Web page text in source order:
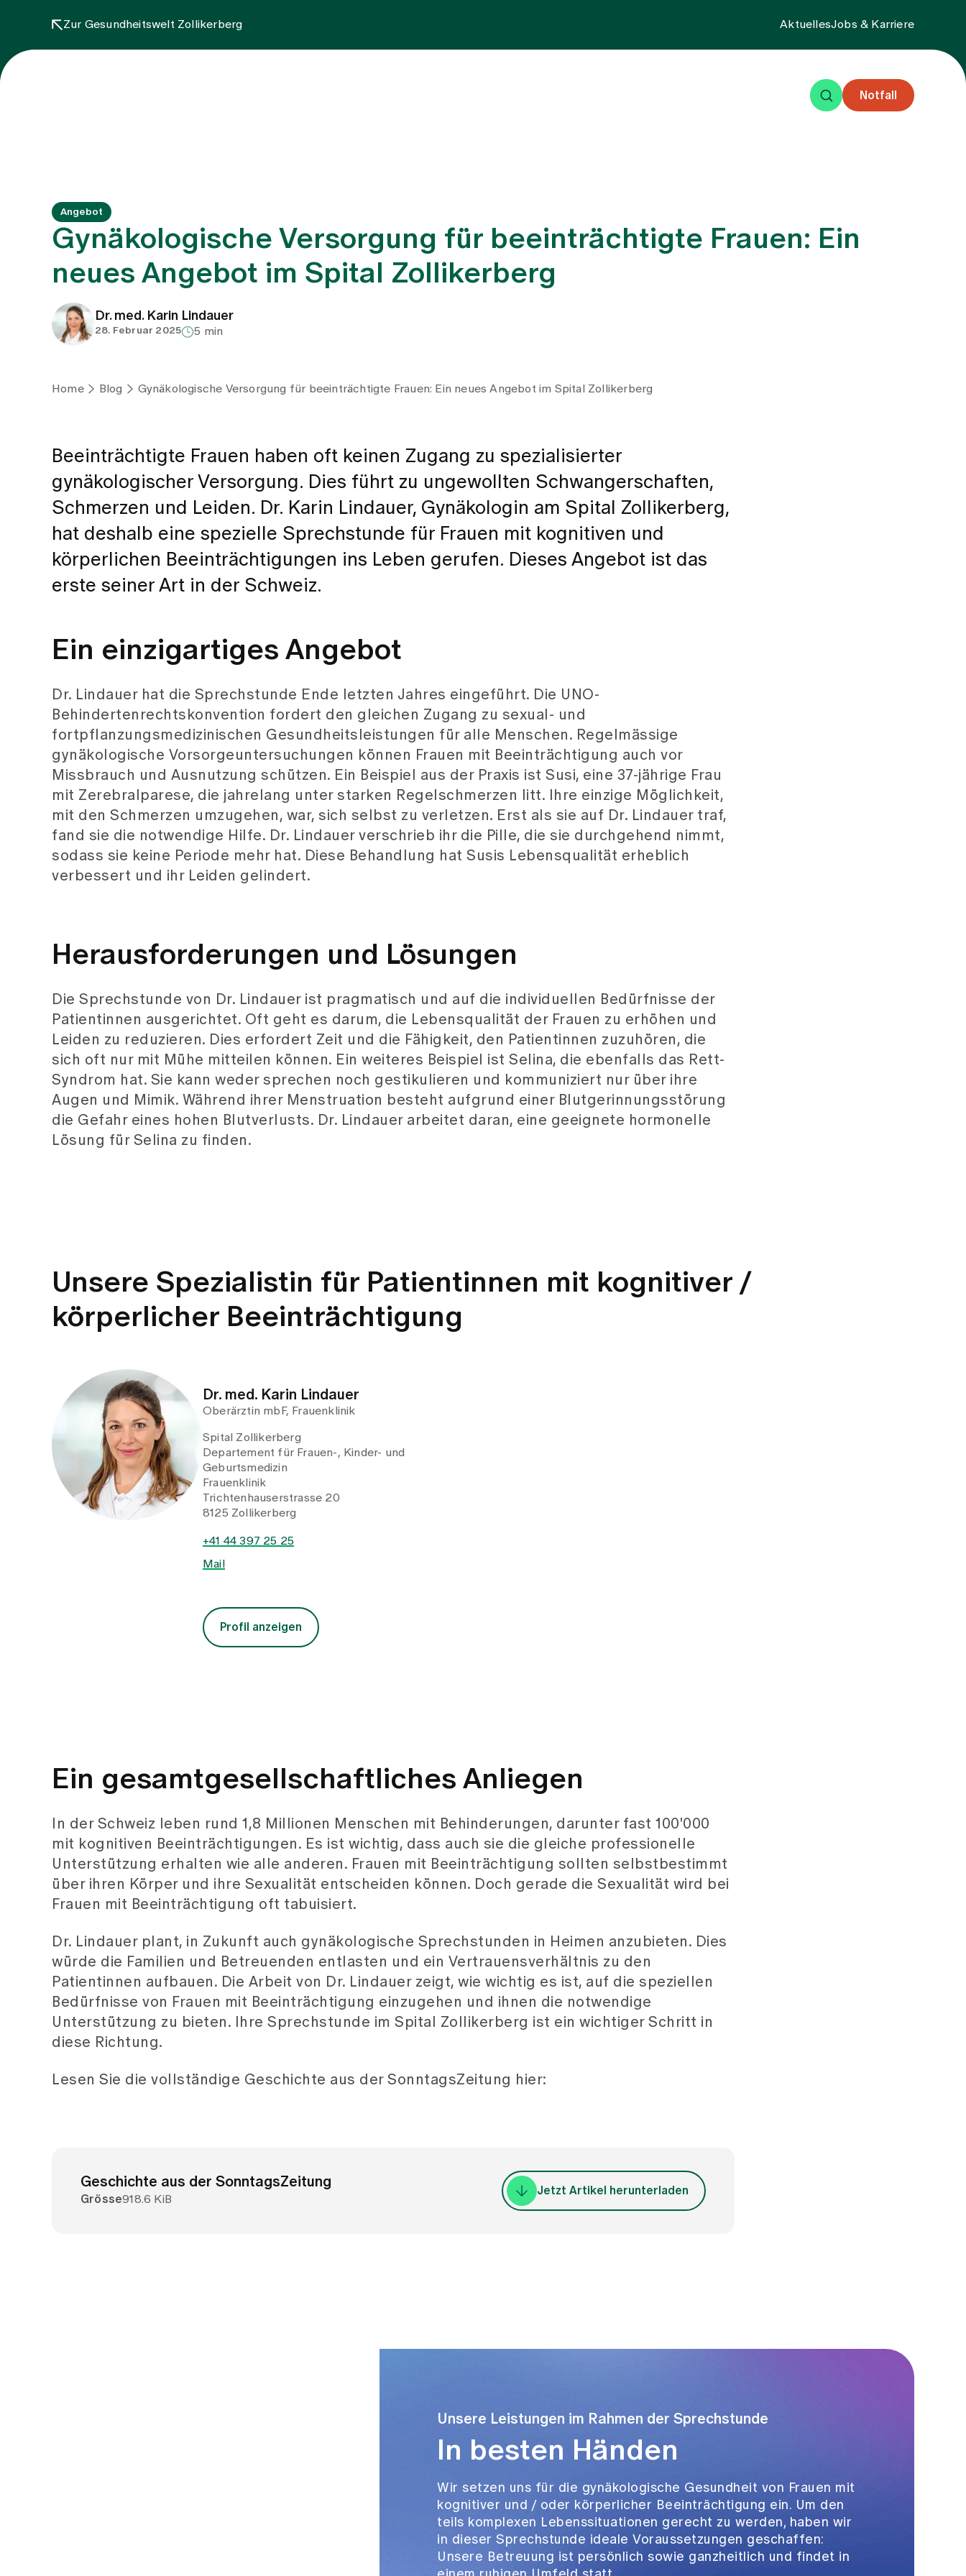
Zur Gesundheitswelt Zollikerberg AktuellesJobs & Karriere
Notfall
Angebot
Gynäkologische Versorgung für beeinträchtigte Frauen: Ein
neues Angebot im Spital Zollikerberg
Dr. med. Karin Lindauer
28. Februar 2025 5 min
Home Blog Gynäkologische Versorgung für beeinträchtigte Frauen: Ein neues Angebot im Spital Zollikerberg
Beeinträchtigte Frauen haben oft keinen Zugang zu spezialisierter
gynäkologischer Versorgung. Dies führt zu ungewollten Schwangerschaften,
Schmerzen und Leiden. Dr. Karin Lindauer, Gynäkologin am Spital Zollikerberg,
hat deshalb eine spezielle Sprechstunde für Frauen mit kognitiven und
körperlichen Beeinträchtigungen ins Leben gerufen. Dieses Angebot ist das
erste seiner Art in der Schweiz.
Ein einzigartiges Angebot
Dr. Lindauer hat die Sprechstunde Ende letzten Jahres eingeführt. Die UNO-
Behindertenrechtskonvention fordert den gleichen Zugang zu sexual- und
fortpflanzungsmedizinischen Gesundheitsleistungen für alle Menschen. Regelmässige
gynäkologische Vorsorgeuntersuchungen können Frauen mit Beeinträchtigung auch vor
Missbrauch und Ausnutzung schützen. Ein Beispiel aus der Praxis ist Susi, eine 37-jährige Frau
mit Zerebralparese, die jahrelang unter starken Regelschmerzen litt. Ihre einzige Möglichkeit,
mit den Schmerzen umzugehen, war, sich selbst zu verletzen. Erst als sie auf Dr. Lindauer traf,
fand sie die notwendige Hilfe. Dr. Lindauer verschrieb ihr die Pille, die sie durchgehend nimmt,
sodass sie keine Periode mehr hat. Diese Behandlung hat Susis Lebensqualität erheblich
verbessert und ihr Leiden gelindert.
Herausforderungen und Lösungen
Die Sprechstunde von Dr. Lindauer ist pragmatisch und auf die individuellen Bedürfnisse der
Patientinnen ausgerichtet. Oft geht es darum, die Lebensqualität der Frauen zu erhöhen und
Leiden zu reduzieren. Dies erfordert Zeit und die Fähigkeit, den Patientinnen zuzuhören, die
sich oft nur mit Mühe mitteilen können. Ein weiteres Beispiel ist Selina, die ebenfalls das Rett-
Syndrom hat. Sie kann weder sprechen noch gestikulieren und kommuniziert nur über ihre
Augen und Mimik. Während ihrer Menstruation besteht aufgrund einer Blutgerinnungsstörung
die Gefahr eines hohen Blutverlusts. Dr. Lindauer arbeitet daran, eine geeignete hormonelle
Lösung für Selina zu finden.
Unsere Spezialistin für Patientinnen mit kognitiver /
körperlicher Beeinträchtigung
Dr. med. Karin Lindauer
Oberärztin mbF, Frauenklinik
Spital Zollikerberg
Departement für Frauen-, Kinder- und
Geburtsmedizin
Frauenklinik
Trichtenhauserstrasse 20
8125 Zollikerberg
+41 44 397 25 25
Mail
Profil anzeigen
Ein gesamtgesellschaftliches Anliegen
In der Schweiz leben rund 1,8 Millionen Menschen mit Behinderungen, darunter fast 100'000
mit kognitiven Beeinträchtigungen. Es ist wichtig, dass auch sie die gleiche professionelle
Unterstützung erhalten wie alle anderen. Frauen mit Beeinträchtigung sollten selbstbestimmt
über ihren Körper und ihre Sexualität entscheiden können. Doch gerade die Sexualität wird bei
Frauen mit Beeinträchtigung oft tabuisiert.
Dr. Lindauer plant, in Zukunft auch gynäkologische Sprechstunden in Heimen anzubieten. Dies
würde die Familien und Betreuenden entlasten und ein Vertrauensverhältnis zu den
Patientinnen aufbauen. Die Arbeit von Dr. Lindauer zeigt, wie wichtig es ist, auf die speziellen
Bedürfnisse von Frauen mit Beeinträchtigung einzugehen und ihnen die notwendige
Unterstützung zu bieten. Ihre Sprechstunde im Spital Zollikerberg ist ein wichtiger Schritt in
diese Richtung.
Lesen Sie die vollständige Geschichte aus der SonntagsZeitung hier:
Geschichte aus der SonntagsZeitung
Grösse918.6 KiB
Jetzt Artikel herunterladen
Unsere Leistungen im Rahmen der Sprechstunde
In besten Händen
Wir setzen uns für die gynäkologische Gesundheit von Frauen mit
kognitiver und / oder körperlicher Beeinträchtigung ein. Um den
teils komplexen Lebenssituationen gerecht zu werden, haben wir
in dieser Sprechstunde ideale Voraussetzungen geschaffen:
Unsere Betreuung ist persönlich sowie ganzheitlich und findet in